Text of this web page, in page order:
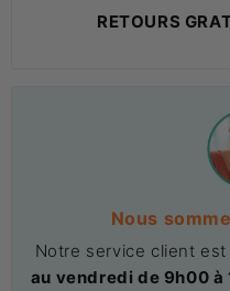
RETOURS
Nous
Notre service client
au vendredi de 9h00 à